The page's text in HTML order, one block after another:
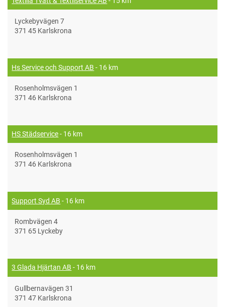
Lyckebyvägen 7
371 45 Karlskrona
Hs Service och Support AB - 16 km
Rosenholmsvägen 1
371 46 Karlskrona
HS Städservice- 16 km
Rosenholmsvägen 1
371 46 Karlskrona
Support Syd AB - 16 km
Rombvägen 4
371 65 Lyckeby
3 Glada Hjärtan AB - 16 km
Gullbernavägen 31
371 47 Karlskrona